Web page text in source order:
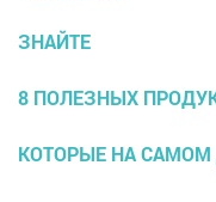
ЗНАЙТЕ
8 ПОЛЕЗНЫХ
КОТОРЫЕ НА САМОМ